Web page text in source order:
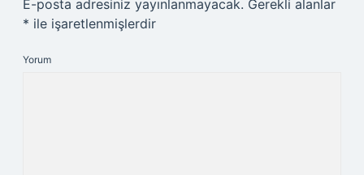
E-posta adresiniz yayınlanmayacak. Gerekli alanlar
* ile işaretlenmişlerdir
Yorum